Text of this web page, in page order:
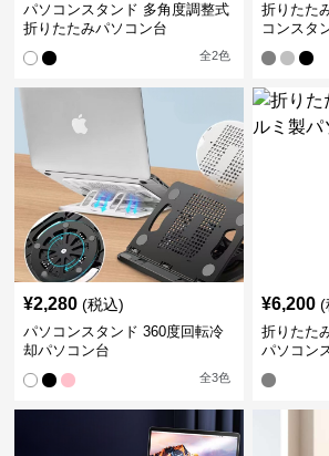
パソコンスタンド 多角度調整式
折りたたみパソコン台
全2色
折りたた
コンスタ
¥2,280 (税込)
パソコンスタンド 360度回転冷
却パソコン台
全3色
¥6,200 (
折りたた
パソコン